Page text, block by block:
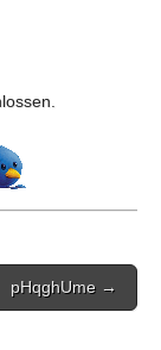
pHqghUme →